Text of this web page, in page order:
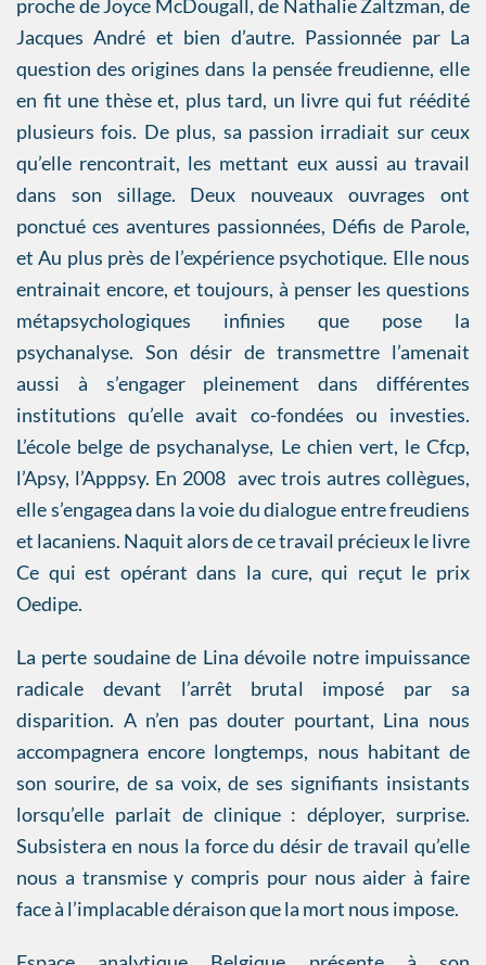
proche de Joyce McDougall, de Nathalie Zaltzman, de
Jacques André et bien d’autre. Passionnée par La
question des origines dans la pensée freudienne, elle
en fit une thèse et, plus tard, un livre qui fut réédité
plusieurs fois. De plus, sa passion irradiait sur ceux
qu’elle rencontrait, les mettant eux aussi au travail
dans son sillage. Deux nouveaux ouvrages ont
ponctué ces aventures passionnées, Défis de Parole,
et Au plus près de l’expérience psychotique. Elle nous
entrainait encore, et toujours, à penser les questions
métapsychologiques infinies que pose la
psychanalyse. Son désir de transmettre l’amenait
aussi à s’engager pleinement dans différentes
institutions qu’elle avait co-fondées ou investies.
L’école belge de psychanalyse, Le chien vert, le Cfcp,
l’Apsy, l’Apppsy. En 2008 avec trois autres collègues,
elle s’engagea dans la voie du dialogue entre freudiens
et lacaniens. Naquit alors de ce travail précieux le livre
Ce qui est opérant dans la cure, qui reçut le prix
Oedipe.
La perte soudaine de Lina dévoile notre impuissance
radicale devant l’arrêt brutal imposé par sa
disparition. A n’en pas douter pourtant, Lina nous
accompagnera encore longtemps, nous habitant de
son sourire, de sa voix, de ses signifiants insistants
lorsqu’elle parlait de clinique : déployer, surprise.
Subsistera en nous la force du désir de travail qu’elle
nous a transmise y compris pour nous aider à faire
face à l’implacable déraison que la mort nous impose.